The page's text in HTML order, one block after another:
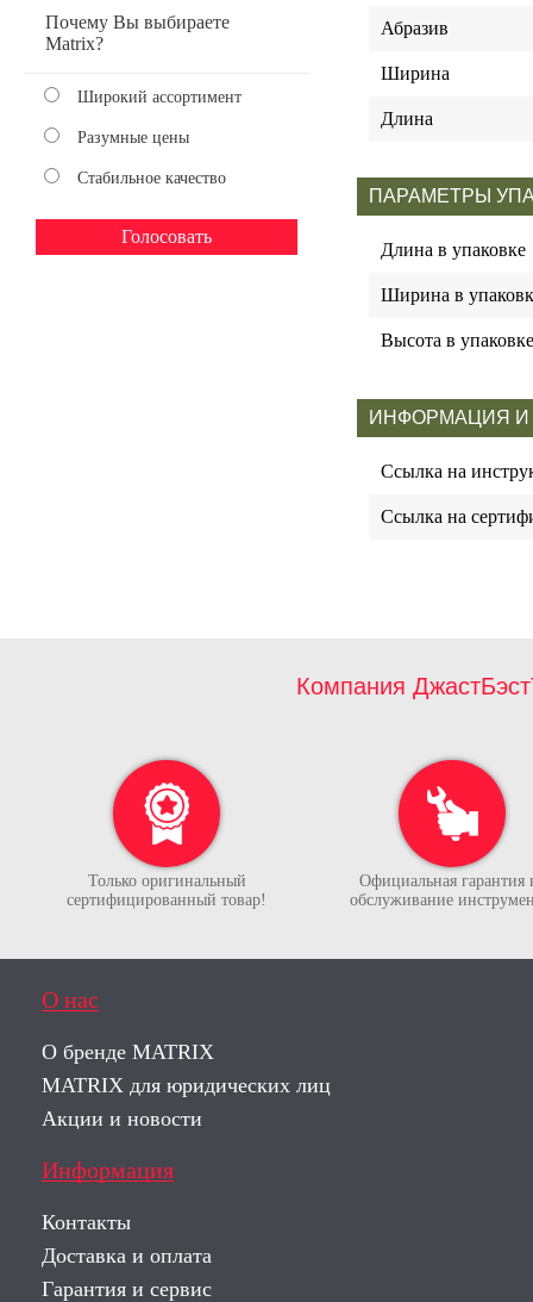
Почему Вы выбираете
Matrix?
Широкий ассортимент
Разумные цены
Стабильное качество
Абразив
Ширина
Длина
ПАРАМЕТРЫ
Длина в упаковке
Ширина в
Высота в упаковке
ИНФОРМАЦИЯ И
Ссылка на
Ссылка на
Компания
Только оригинальный
сертифицированный товар!
Официальная гарантия
обслуживание
О нас
О бренде MATRIX
MATRIX для юридических лиц
Акции и новости
Информация
Контакты
Доставка и оплата
Гарантия и сервис